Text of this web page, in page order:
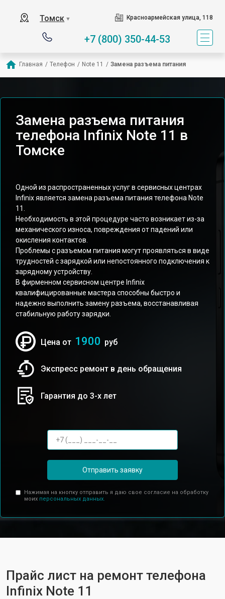
Томск ▼ Красноармейская улица, 118
+7 (800) 350-44-53
Главная / Телефон / Note 11 / Замена разъема питания
Замена разъема питания
телефона Infinix Note 11 в
Томске
Одной из распространенных услуг в сервисных центрах
Infinix является замена разъема питания телефона Note
11.
Необходимость в этой процедуре часто возникает из-за
механического износа, повреждения от падений или
окисления контактов.
Проблемы с разъемом питания могут проявляться в виде
трудностей с зарядкой или непостоянного подключения к
зарядному устройству.
В фирменном сервисном центре Infinix
квалифицированные мастера способны быстро и
надежно выполнить замену разъема, восстанавливая
стабильную работу зарядки.
Цена от 1900 руб
Экспресс ремонт в день обращения
Гарантия до 3-х лет
Отправить заявку
Нажимая на кнопку отправить я даю свое согласие на обработку
моих персональных данных.
Прайс лист на ремонт телефона
Infinix Note 11